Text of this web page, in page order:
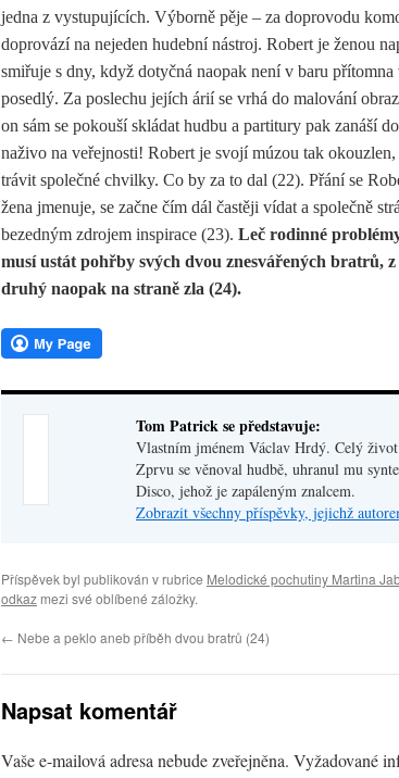
jedna z vystupujících. Výborně pěje – za doprovodu
doprovází na nejeden hudební nástroj. Robert je ženou
smiřuje s dny, když dotyčná naopak není v baru
posedlý. Za poslechu jejích árií se vrhá do malování
on sám se pokouší skládat hudbu a partitury pak zanáší
naživo na veřejnosti! Robert je svojí múzou tak
trávit společné chvilky. Co by za to dal (22). Přání se
žena jmenuje, se začne čím dál častěji vídat a společně
bezedným zdrojem inspirace (23). Leč rodinné
musí ustát pohřby svých dvou znesvářených bratrů,
druhý naopak na straně zla (24).
Tom Patrick se představuje:
Vlastním jménem Václav Hrdý. Celý
Zprvu se věnoval hudbě, uhranul mu
Disco, jehož je zapáleným znalcem.
Zobrazit všechny příspěvky, jejichž
Příspěvek byl publikován v rubrice Melodické pochutiny Martina
odkaz mezi své oblíbené záložky.
← Nebe a peklo aneb příběh dvou bratrů (24)
Napsat komentář
Vaše e-mailová adresa nebude zveřejněna. Vyžadované